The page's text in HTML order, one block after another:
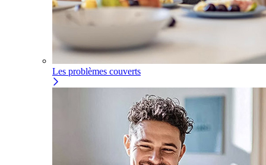
Les problèmes couverts